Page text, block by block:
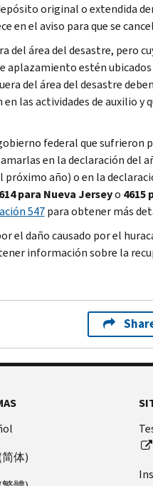
original o extendida
en el aviso para que se
del área del desastre, pero
estén ubicados
del área del desastre
las actividades de auxilio y
federal que sufrieron
en la declaración del
año) o en la
para Nueva Jerseyo 4615
547para obtener más
el daño causado por el
información sobre la
体)